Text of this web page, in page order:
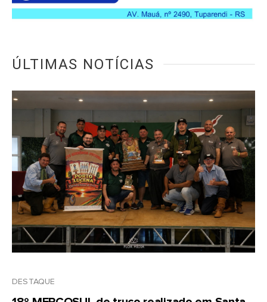
ÚLTIMAS NOTÍCIAS
DESTAQUE